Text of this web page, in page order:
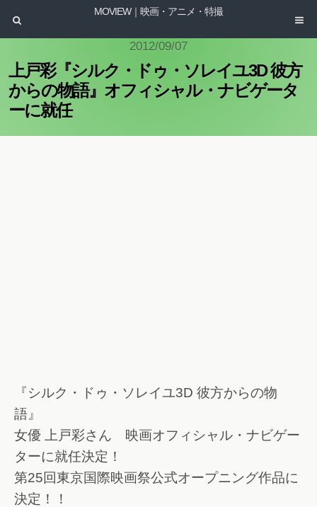
MOVIEW｜映画・アニメ・特撮
2012/09/07
上戸彩『シルク・ドゥ・ソレイユ3D 彼方
からの物語』オフィシャル・ナビゲータ
ーに就任
『シルク・ドゥ・ソレイユ3D 彼方からの物
語』
女優 上戸彩さん 映画オフィシャル・ナビゲー
ターに就任決定！
第25回東京国際映画祭公式オープニング作品に
決定！！